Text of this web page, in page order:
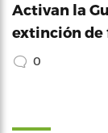
Activan la
extinción de
0